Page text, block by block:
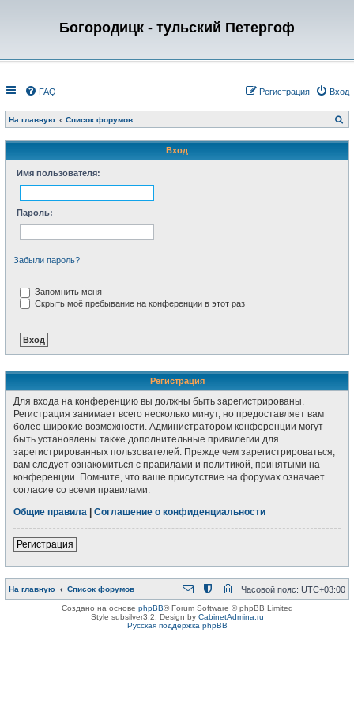
Богородицк - тульский Петергоф
FAQ Вход
Регистрация
На главную Список форумов
о
с
Вход
Имя пользователя:
Пароль:
Забыли пароль?
Запомнить меня
Скрыть моё пребывание на конференции в этот раз
Регистрация
Для входа на конференцию вы должны быть зарегистрированы.
Регистрация занимает всего несколько минут, но предоставляет вам
более широкие возможности. Администратором конференции могут
быть установлены также дополнительные привилегии для
зарегистрированных пользователей. Прежде чем зарегистрироваться,
вам следует ознакомиться с правилами и политикой, принятыми на
конференции. Помните, что ваше присутствие на форумах означает
согласие со всеми правилами.
Общие правила
Соглашение о конфиденциальности
Регистрация
На главную Список форумов Часовой пояс: UTC+03:00
Создано на основе phpBB® Forum Software © phpBB Limited
Style subsilver3.2. Design by CabinetAdmina.ru
Русская поддержка phpBB